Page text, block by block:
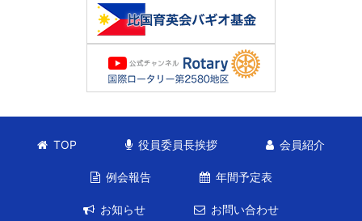
TOP 役員委員長挨拶 会員紹介
例会報告 年間予定表
お知らせ お問い合わせ